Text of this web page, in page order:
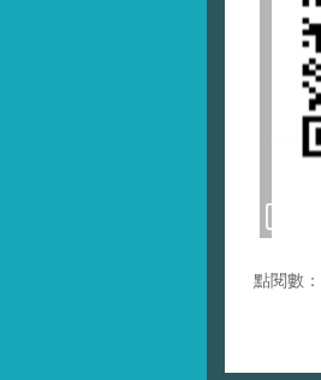
點閱數：